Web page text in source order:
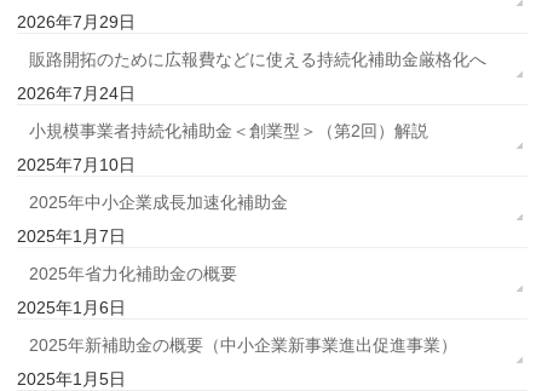
2026年7月29日
販路開拓のために広報費などに使える持続化補助金厳格化へ
2026年7月24日
小規模事業者持続化補助金＜創業型＞（第2回）解説
2025年7月10日
2025年中小企業成長加速化補助金
2025年1月7日
2025年省力化補助金の概要
2025年1月6日
2025年新補助金の概要（中小企業新事業進出促進事業）
2025年1月5日